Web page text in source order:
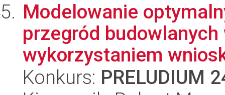
Modelowanie
przegród
wykorzystaniem
Konkurs: PRELUDIUM